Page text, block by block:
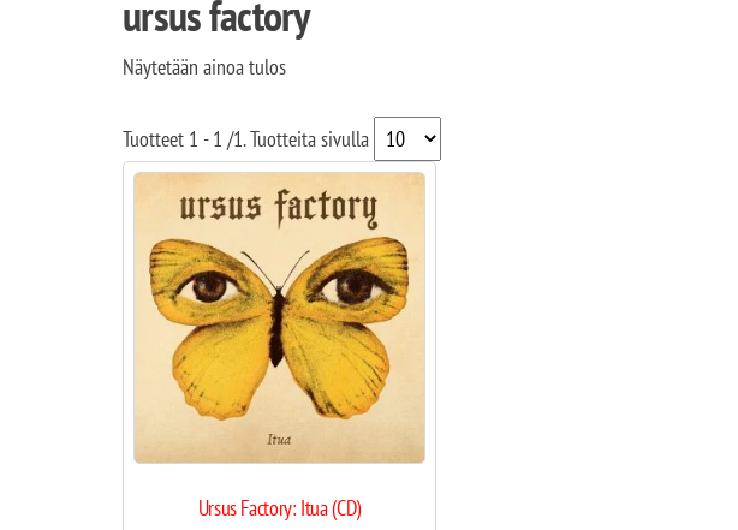
ursus factory
Näytetään ainoa tulos
Tuotteet 1 - 1 /1. Tuotteita sivulla
Ursus Factory: Itua (CD)